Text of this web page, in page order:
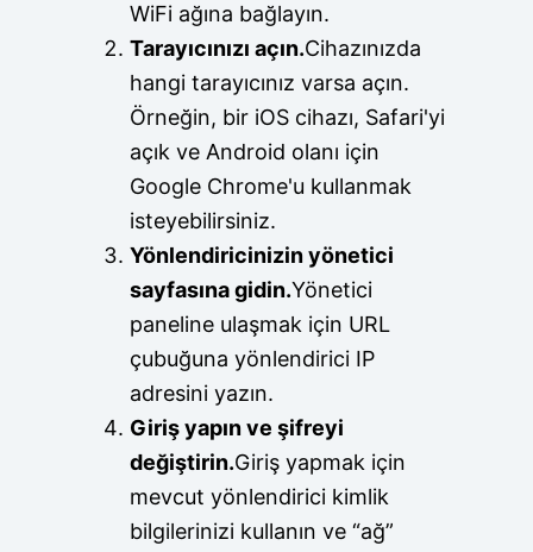
WiFi ağına bağlayın.
Tarayıcınızı açın.Cihazınızda
hangi tarayıcınız varsa açın.
Örneğin, bir iOS cihazı, Safari'yi
açık ve Android olanı için
Google Chrome'u kullanmak
isteyebilirsiniz.
Yönlendiricinizin yönetici
sayfasına gidin.Yönetici
paneline ulaşmak için URL
çubuğuna yönlendirici IP
adresini yazın.
Giriş yapın ve şifreyi
değiştirin.Giriş yapmak için
mevcut yönlendirici kimlik
bilgilerinizi kullanın ve “ağ”